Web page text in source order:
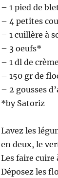
– 1 pied de
– 4 petites
– 1 cuillère à
– 3 oeufs*
– 1 dl de
– 150 gr de
– 2 gousses
*by Satoriz
Lavez les
en deux, le
Les faire cuire
Déposez les